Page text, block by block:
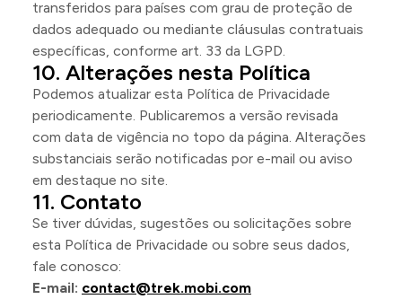
transferidos para países com grau de proteção de
dados adequado ou mediante cláusulas contratuais
específicas, conforme art. 33 da LGPD.
Alterações nesta Política
Podemos atualizar esta Política de Privacidade
periodicamente. Publicaremos a versão revisada
com data de vigência no topo da página. Alterações
substanciais serão notificadas por e-mail ou aviso
em destaque no site.
Contato
Se tiver dúvidas, sugestões ou solicitações sobre
esta Política de Privacidade ou sobre seus dados,
fale conosco:
E-mail: contact@trek.mobi.com